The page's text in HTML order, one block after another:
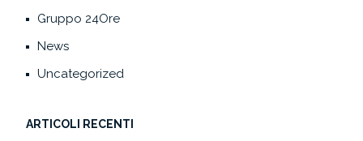
Gruppo 24Ore
News
Uncategorized
ARTICOLI RECENTI